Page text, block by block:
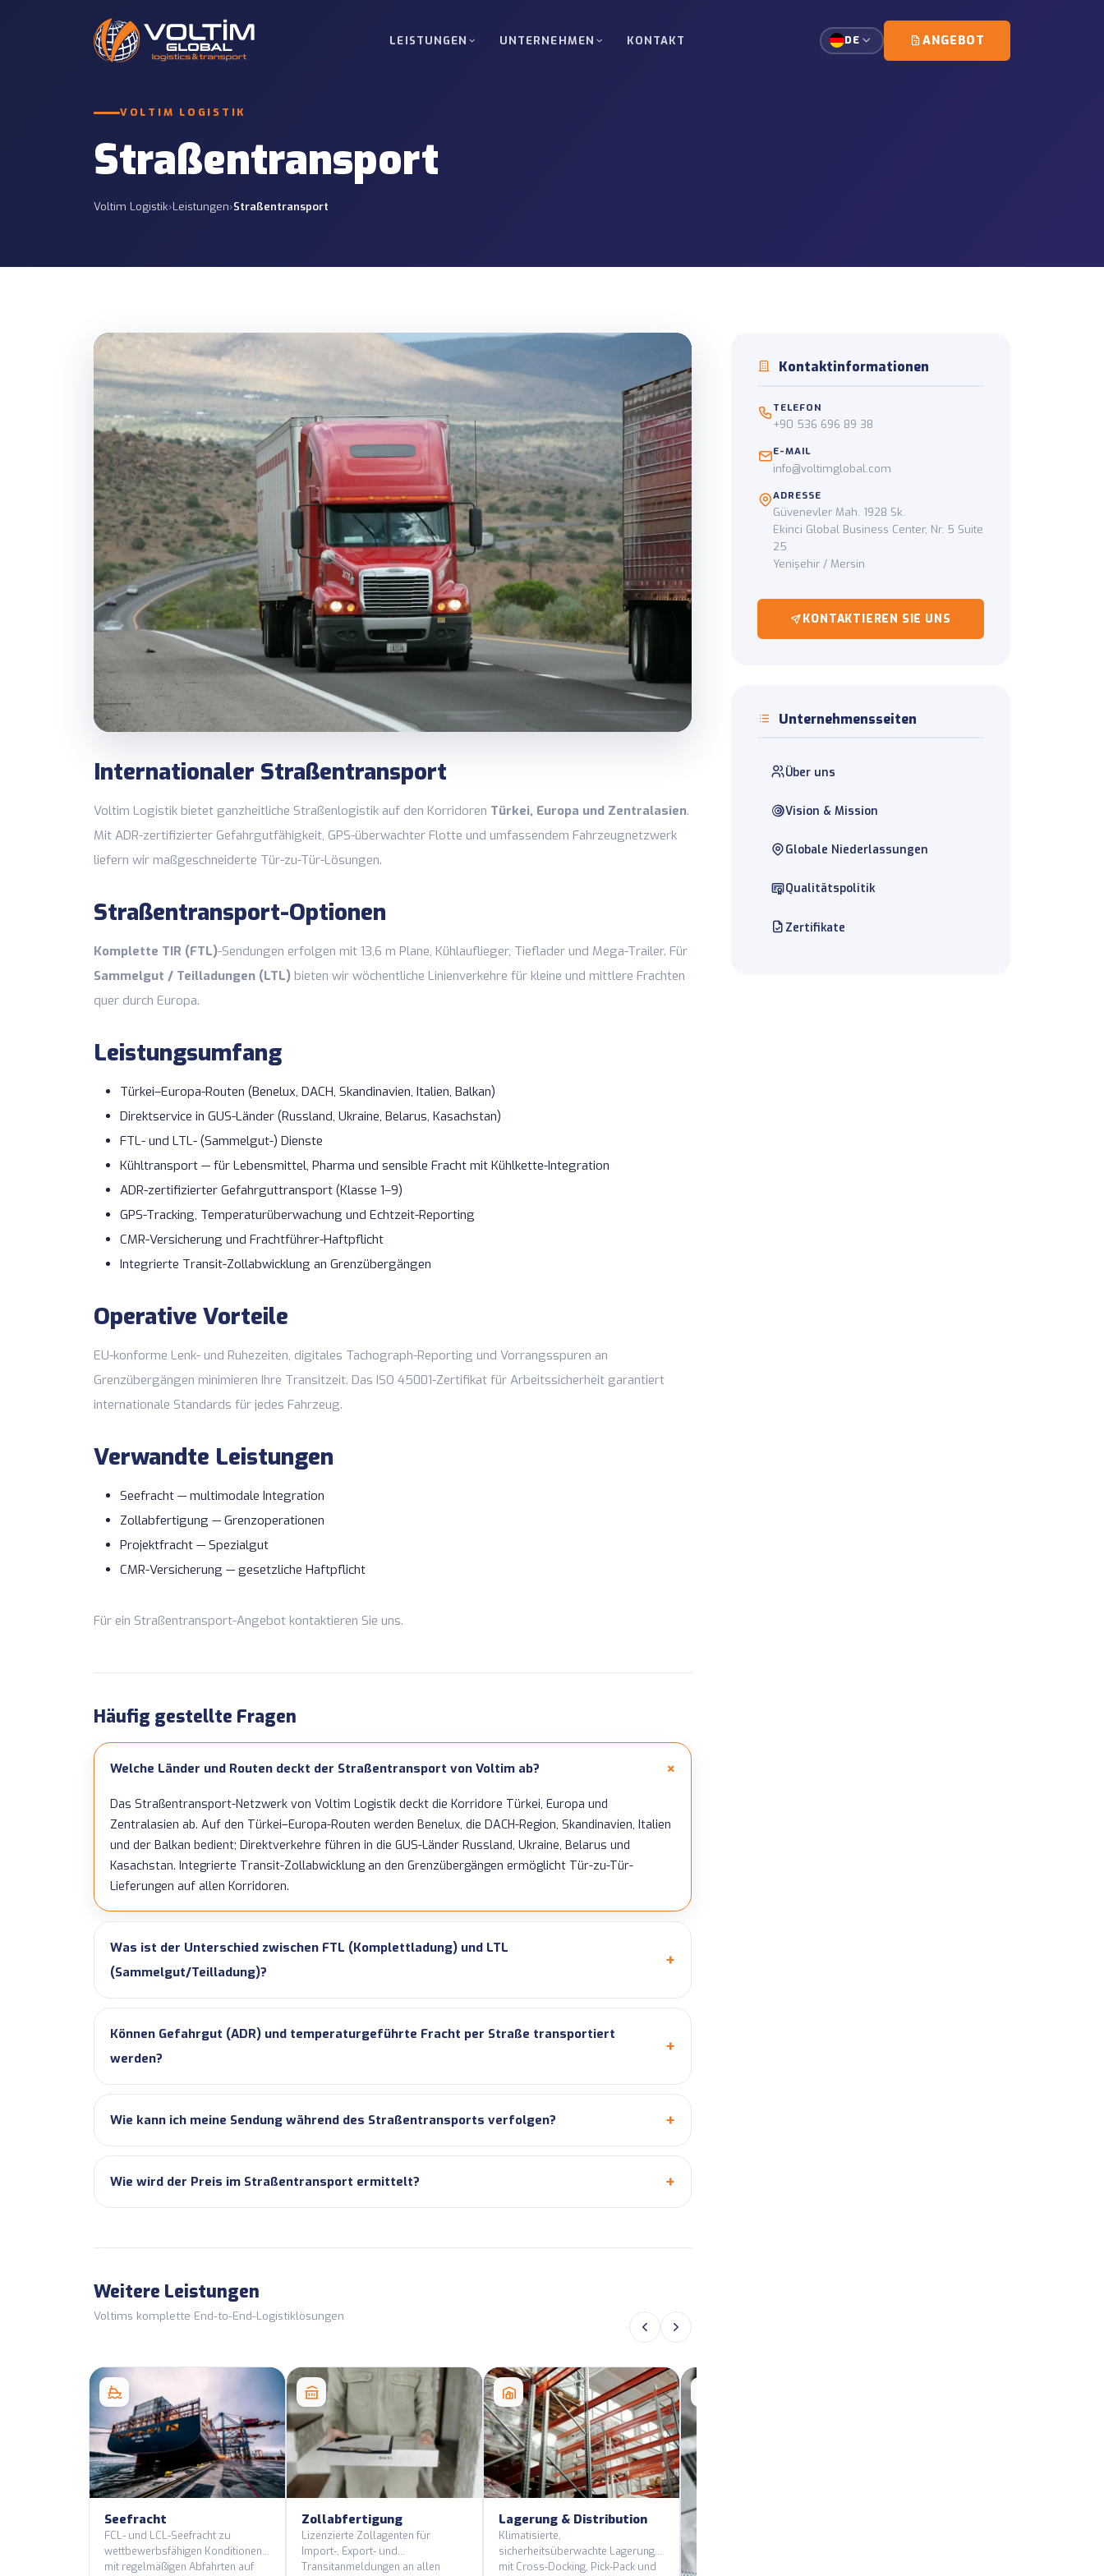
LEISTUNGEN
Straßentransport
Zollabfertigung Teilladung (LTL)
Wirtschaftliche Sammelgut-Services für kleine Sendungen.
Hafen- & Standortzustellung
Zustellung von Häfen zu Lagern, Werken oder
Kran- & Gabelstapler-Operationen
Geräteunterstützte Be-/Entladung und Standortoperationen.
Tägliche Fahrzeugverfolgung
Positionsverfolgung und regelmäßiger Kunden-
Informationsfluss.
Haus-zu-Haus Zustellung
Durchgängiges Management vom Abholpunkt zur
Lieferadresse.
UNTERNEHMEN KONTAKT DE ANGEBOT
VOLTIM LOGISTIK
Straßentransport
Voltim Logistik›Leistungen›Straßentransport
Internationaler Straßentransport
Voltim Logistik bietet ganzheitliche Straßenlogistik auf den Korridoren Türkei, Europa und Zentralasien.
Mit ADR-zertifizierter Gefahrgutfähigkeit, GPS-überwachter Flotte und umfassendem Fahrzeugnetzwerk
liefern wir maßgeschneiderte Tür-zu-Tür-Lösungen.
Straßentransport-Optionen
Komplette TIR (FTL)-Sendungen erfolgen mit 13,6 m Plane, Kühlauflieger, Tieflader und Mega-Trailer. Für
Sammelgut / Teilladungen (LTL) bieten wir wöchentliche Linienverkehre für kleine und mittlere Frachten
quer durch Europa.
Leistungsumfang
Türkei–Europa-Routen (Benelux, DACH, Skandinavien, Italien, Balkan)
Direktservice in GUS-Länder (Russland, Ukraine, Belarus, Kasachstan)
FTL- und LTL- (Sammelgut-) Dienste
Kühltransport — für Lebensmittel, Pharma und sensible Fracht mit Kühlkette-Integration
ADR-zertifizierter Gefahrguttransport (Klasse 1–9)
GPS-Tracking, Temperaturüberwachung und Echtzeit-Reporting
CMR-Versicherung und Frachtführer-Haftpflicht
Integrierte Transit-Zollabwicklung an Grenzübergängen
Operative Vorteile
EU-konforme Lenk- und Ruhezeiten, digitales Tachograph-Reporting und Vorrangsspuren an
Grenzübergängen minimieren Ihre Transitzeit. Das ISO 45001-Zertifikat für Arbeitssicherheit garantiert
internationale Standards für jedes Fahrzeug.
Verwandte Leistungen
Seefracht — multimodale Integration
Zollabfertigung — Grenzoperationen
Projektfracht — Spezialgut
CMR-Versicherung — gesetzliche Haftpflicht
Für ein Straßentransport-Angebot kontaktieren Sie uns.
Häufig gestellte Fragen
Welche Länder und Routen deckt der Straßentransport von Voltim ab?
Das Straßentransport-Netzwerk von Voltim Logistik deckt die Korridore Türkei, Europa und
Zentralasien ab. Auf den Türkei–Europa-Routen werden Benelux, die DACH-Region, Skandinavien, Italien
und der Balkan bedient; Direktverkehre führen in die GUS-Länder Russland, Ukraine, Belarus und
Kasachstan. Integrierte Transit-Zollabwicklung an den Grenzübergängen ermöglicht Tür-zu-Tür-
Lieferungen auf allen Korridoren.
Was ist der Unterschied zwischen FTL (Komplettladung) und LTL
(Sammelgut/Teilladung)?
Können Gefahrgut (ADR) und temperaturgeführte Fracht per Straße transportiert
werden?
Wie kann ich meine Sendung während des Straßentransports verfolgen?
Wie wird der Preis im Straßentransport ermittelt?
Weitere Leistungen
Voltims komplette End-to-End-Logistiklösungen
Seefracht
FCL- und LCL-Seefracht zu
wettbewerbsfähigen Konditionen
mit regelmäßigen Abfahrten auf
Zollabfertigung
Lizenzierte Zollagenten für
Import-, Export- und
Transitanmeldungen an allen
Lagerung & Distribution
Klimatisierte,
sicherheitsüberwachte Lagerung
mit Cross-Docking, Pick-Pack und
Kontaktinformationen
TELEFON
+90 536 696 89 38
E-MAIL
info@voltimglobal.com
ADRESSE
Güvenevler Mah. 1928 Sk.
Ekinci Global Business Center, Nr. 5 Suite
25
Yenişehir / Mersin
KONTAKTIEREN SIE UNS
Unternehmensseiten
Über uns
Vision & Mission
Globale Niederlassungen
Qualitätspolitik
Zertifikate